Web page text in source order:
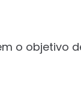
o objetivo